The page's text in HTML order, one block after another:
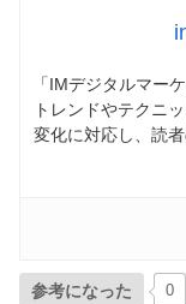
「IMデジタルマー
トレンドやテクニ
変化に対応し、読
参考になった 0